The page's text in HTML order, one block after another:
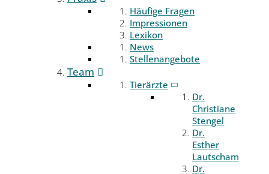
Häufige Fragen
Impressionen
Lexikon
News
Stellenangebote
Team
Tierärzte
Dr.
Christiane
Stengel
Dr.
Esther
Lautscham
Dr.